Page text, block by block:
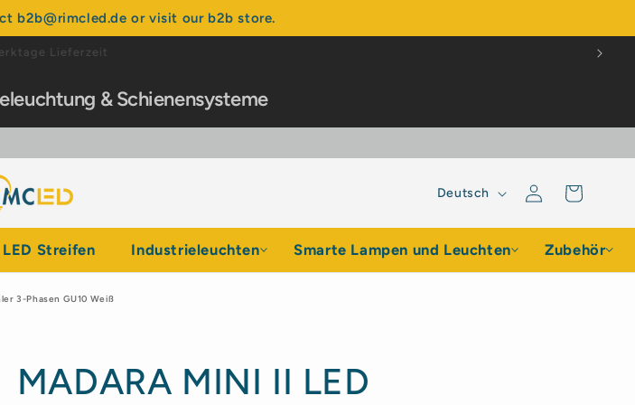
b2b@rimcled.de or visit our b2b store.
Bewertungen
& Schienensysteme
Sprache
Deutsch EinloggenWarenkorb
LED Streifen Industrieleuchten Smarte Lampen und Leuchten Zubehör
3-Phasen GU10 Weiß
MADARA MINI II LED